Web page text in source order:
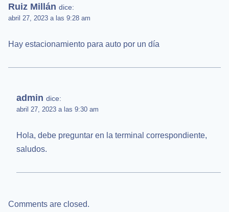
Ruiz Millán dice:
abril 27, 2023 a las 9:28 am
Hay estacionamiento para auto por un día
admin dice:
abril 27, 2023 a las 9:30 am
Hola, debe preguntar en la terminal correspondiente,
saludos.
Comments are closed.